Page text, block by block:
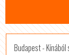
Budapest -